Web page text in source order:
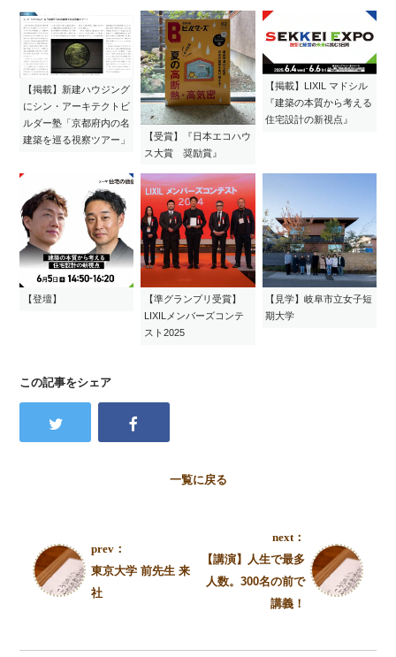
【掲載】新建ハウジング
にシン・アーキテクトビ
ルダー塾「京都府内の名
建築を巡る視察ツアー」
【受賞】『日本エコハウ
ス大賞 奨励賞』
【掲載】LIXIL マドシル
『建築の本質から考える
住宅設計の新視点』
【登壇】
【準グランプリ受賞】
LIXILメンバーズコンテ
スト2025
【見学】岐阜市立女子短
期大学
この記事をシェア
一覧に戻る
prev：
東京大学 前先生 来
社
next：
【講演】人生で最多
人数。300名の前で
講義！